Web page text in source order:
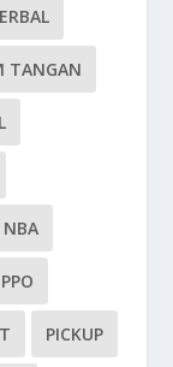
TANGAN
NBA
PICKUP